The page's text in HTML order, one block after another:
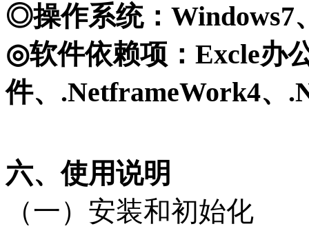
◎操作系统：Windows7
◎软件依赖项：Excle办
件、.NetframeWork4、
六、使用说明
（一）安装和初始化